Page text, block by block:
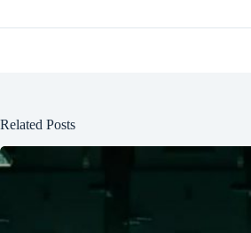
Related Posts